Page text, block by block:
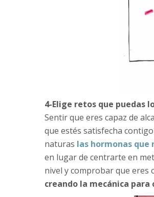
4-Elige retos que puedas
Sentir que eres capaz de
que estés satisfecha
naturas las hormonas que
en lugar de centrarte en
nivel y comprobar que eres
creando la mecánica